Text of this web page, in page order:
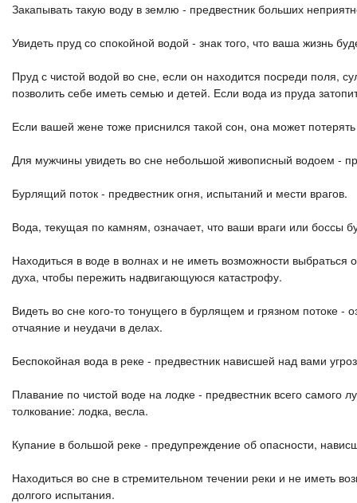
Закапывать такую ​​воду в землю - предвестник больших
Увидеть пруд со спокойной водой - знак того, что ваша жизнь
Пруд с чистой водой во сне, если он находится посреди поля,
позволить себе иметь семью и детей. Если вода из пруда
Если вашей жене тоже приснился такой сон, она может
Для мужчины увидеть во сне небольшой живописный водоем -
Бурлящий поток - предвестник огня, испытаний и мести врагов.
Вода, текущая по камням, означает, что ваши враги или боссы
Находиться в воде в волнах и не иметь возможности выбраться
духа, чтобы пережить надвигающуюся катастрофу.
Видеть во сне кого-то тонущего в бурлящем и грязном потоке -
отчаяние и неудачи в делах.
Беспокойная вода в реке - предвестник нависшей над вами
Плавание по чистой воде на лодке - предвестник всего самого
толкование: лодка, весла.
Купание в большой реке - предупреждение об опасности,
Находиться во сне в стремительном течении реки и не иметь
долгого испытания.